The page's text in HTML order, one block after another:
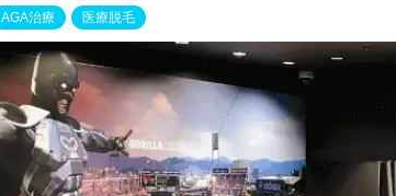
AGA治療 医療脱毛